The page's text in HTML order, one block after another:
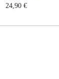
24,90 €